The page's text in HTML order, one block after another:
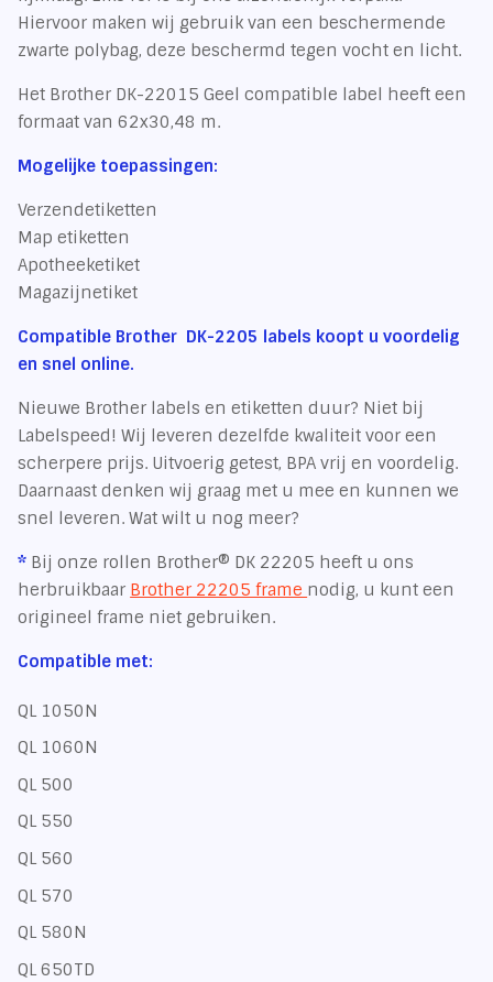
Hiervoor maken wij gebruik van een beschermende
zwarte polybag, deze beschermd tegen vocht en licht.
Het Brother DK-22015 Geel compatible label heeft een
formaat van 62x30,48 m.
Mogelijke toepassingen:
Verzendetiketten
Map etiketten
Apotheeketiket
Magazijnetiket
Compatible Brother DK-2205 labels koopt u voordelig
en snel online.
Nieuwe Brother labels en etiketten duur? Niet bij
Labelspeed! Wij leveren dezelfde kwaliteit voor een
scherpere prijs. Uitvoerig getest, BPA vrij en voordelig.
Daarnaast denken wij graag met u mee en kunnen we
snel leveren. Wat wilt u nog meer?
* Bij onze rollen Brother® DK 22205 heeft u ons
herbruikbaar Brother 22205 frame nodig, u kunt een
origineel frame niet gebruiken.
Compatible met:
QL 1050N
QL 1060N
QL 500
QL 550
QL 560
QL 570
QL 580N
QL 650TD